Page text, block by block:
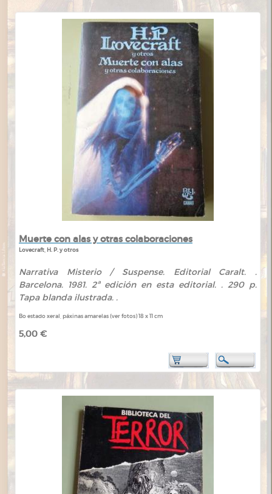
Muerte con alas y otras colaboraciones
Lovecraft, H. P. y otros
Narrativa Misterio / Suspense. Editorial Caralt. .
Barcelona. 1981. 2ª edición en esta editorial. . 290 p.
Tapa blanda ilustrada. .
Bo estado xeral, páxinas amarelas (ver fotos) 18 x 11 cm
5,00 €